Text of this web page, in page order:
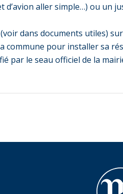
aller simple…) ou un
dans documents utiles)
commune pour installer sa
par le seau officiel de la